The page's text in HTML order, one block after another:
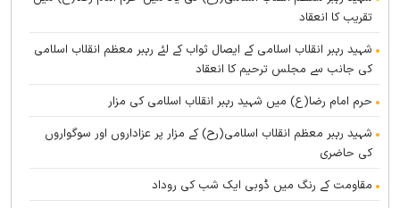
تقریب کا انعقاد
شہید رہبر انقلاب اسلامی کے ایصال ثواب کے لئے رہبر معظم انقلاب اسلامی
کی جانب سے مجلس ترحیم کا انعقاد
حرم امام رضا(ع) میں شہید رہبر انقلاب اسلامی کی مزار
شہید رہبر معظم انقلاب اسلامی(رح) کے مزار پر عزاداروں اور سوگواروں
کی حاضری
مقاومت کے رنگ میں ڈوبی ایک شب کی روداد